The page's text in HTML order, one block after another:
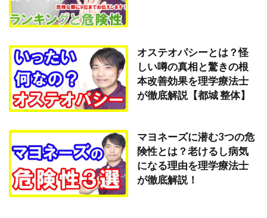
オステオパシーとは？怪
しい噂の真相と驚きの根
本改善効果を理学療法士
が徹底解説【都城 整体】
マヨネーズに潜む3つの危
険性とは？老けるし病気
になる理由を理学療法士
が徹底解説！